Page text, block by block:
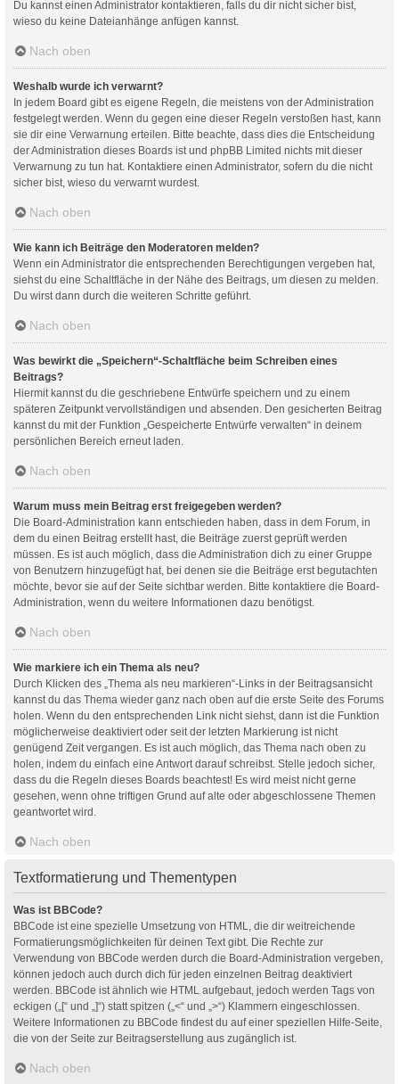
Du kannst einen Administrator kontaktieren, falls du dir nicht sicher bist,
wieso du keine Dateianhänge anfügen kannst.
Nach oben
Weshalb wurde ich verwarnt?
In jedem Board gibt es eigene Regeln, die meistens von der Administration
festgelegt werden. Wenn du gegen eine dieser Regeln verstoßen hast, kann
sie dir eine Verwarnung erteilen. Bitte beachte, dass dies die Entscheidung
der Administration dieses Boards ist und phpBB Limited nichts mit dieser
Verwarnung zu tun hat. Kontaktiere einen Administrator, sofern du die nicht
sicher bist, wieso du verwarnt wurdest.
Nach oben
Wie kann ich Beiträge den Moderatoren melden?
Wenn ein Administrator die entsprechenden Berechtigungen vergeben hat,
siehst du eine Schaltfläche in der Nähe des Beitrags, um diesen zu melden.
Du wirst dann durch die weiteren Schritte geführt.
Nach oben
Was bewirkt die „Speichern“-Schaltfläche beim Schreiben eines
Beitrags?
Hiermit kannst du die geschriebene Entwürfe speichern und zu einem
späteren Zeitpunkt vervollständigen und absenden. Den gesicherten Beitrag
kannst du mit der Funktion „Gespeicherte Entwürfe verwalten“ in deinem
persönlichen Bereich erneut laden.
Nach oben
Warum muss mein Beitrag erst freigegeben werden?
Die Board-Administration kann entschieden haben, dass in dem Forum, in
dem du einen Beitrag erstellt hast, die Beiträge zuerst geprüft werden
müssen. Es ist auch möglich, dass die Administration dich zu einer Gruppe
von Benutzern hinzugefügt hat, bei denen sie die Beiträge erst begutachten
möchte, bevor sie auf der Seite sichtbar werden. Bitte kontaktiere die Board-
Administration, wenn du weitere Informationen dazu benötigst.
Nach oben
Wie markiere ich ein Thema als neu?
Durch Klicken des „Thema als neu markieren“-Links in der Beitragsansicht
kannst du das Thema wieder ganz nach oben auf die erste Seite des Forums
holen. Wenn du den entsprechenden Link nicht siehst, dann ist die Funktion
möglicherweise deaktiviert oder seit der letzten Markierung ist nicht
genügend Zeit vergangen. Es ist auch möglich, das Thema nach oben zu
holen, indem du einfach eine Antwort darauf schreibst. Stelle jedoch sicher,
dass du die Regeln dieses Boards beachtest! Es wird meist nicht gerne
gesehen, wenn ohne triftigen Grund auf alte oder abgeschlossene Themen
geantwortet wird.
Nach oben
Textformatierung und Thementypen
Was ist BBCode?
BBCode ist eine spezielle Umsetzung von HTML, die dir weitreichende
Formatierungsmöglichkeiten für deinen Text gibt. Die Rechte zur
Verwendung von BBCode werden durch die Board-Administration vergeben,
können jedoch auch durch dich für jeden einzelnen Beitrag deaktiviert
werden. BBCode ist ähnlich wie HTML aufgebaut, jedoch werden Tags von
eckigen („[“ und „]“) statt spitzen („<“ und „>“) Klammern eingeschlossen.
Weitere Informationen zu BBCode findest du auf einer speziellen Hilfe-Seite,
die von der Seite zur Beitragserstellung aus zugänglich ist.
Nach oben